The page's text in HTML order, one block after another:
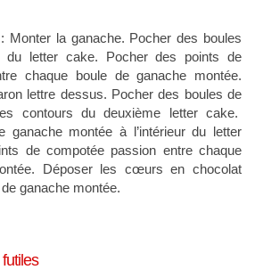
Monter la ganache. Pocher des boules
du letter cake. Pocher des points de
chaque boule de ganache montée.
lettre dessus. Pocher des boules de
contours du deuxième letter cake.
ganache montée à l’intérieur du letter
de compotée passion entre chaque
Déposer les cœurs en chocolat
ganache montée.